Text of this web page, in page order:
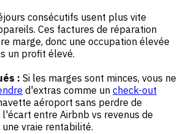
consécutifs usent plus vite
Ces factures de réparation
marge, donc une occupation élevée
un profit élevé.
: Si les marges sont minces, vous ne
d'extras comme un check-out
aéroport sans perdre de
entre Airbnb vs revenus de
vraie rentabilité.